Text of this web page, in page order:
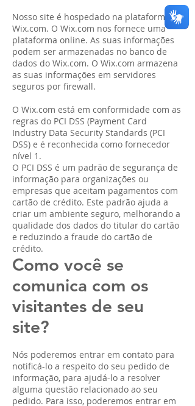
Nosso site é hospedado na plataforma
Wix.com. O Wix.com nos fornece uma
plataforma online. As suas informações
podem ser armazenadas no banco de
dados do Wix.com. O Wix.com armazena
as suas informações em servidores
seguros por firewall.
O Wix.com está em conformidade com as
regras do PCI DSS (Payment Card
Industry Data Security Standards (PCI
DSS) e é reconhecida como fornecedor
nível 1.
O PCI DSS é um padrão de segurança de
informação para organizações ou
empresas que aceitam pagamentos com
cartão de crédito. Este padrão ajuda a
criar um ambiente seguro, melhorando a
qualidade dos dados do titular do cartão
e reduzindo a fraude do cartão de
crédito.
Como você se
comunica com os
visitantes de seu
site?
Nós poderemos entrar em contato para
notificá-lo a respeito do seu pedido de
informação, para ajudá-lo a resolver
alguma questão relacionado ao seu
pedido. Para isso, poderemos entrar em